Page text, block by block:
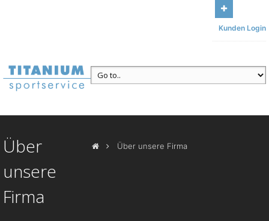
Unser Büro: Am Sonnenbühl 13,
Kunden Login
Über
unsere
Firma
Über unsere Firma